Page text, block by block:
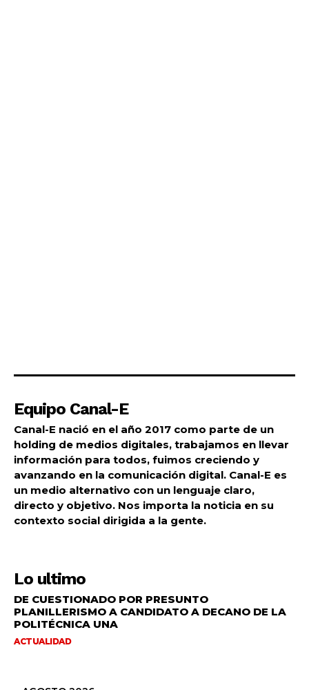
Equipo Canal-E
Canal-E nació en el año 2017 como parte de un
holding de medios digitales, trabajamos en llevar
información para todos, fuimos creciendo y
avanzando en la comunicación digital. Canal-E es
un medio alternativo con un lenguaje claro,
directo y objetivo. Nos importa la noticia en su
contexto social dirigida a la gente.
Lo ultimo
DE CUESTIONADO POR PRESUNTO
PLANILLERISMO A CANDIDATO A DECANO DE LA
POLITÉCNICA UNA
ACTUALIDAD